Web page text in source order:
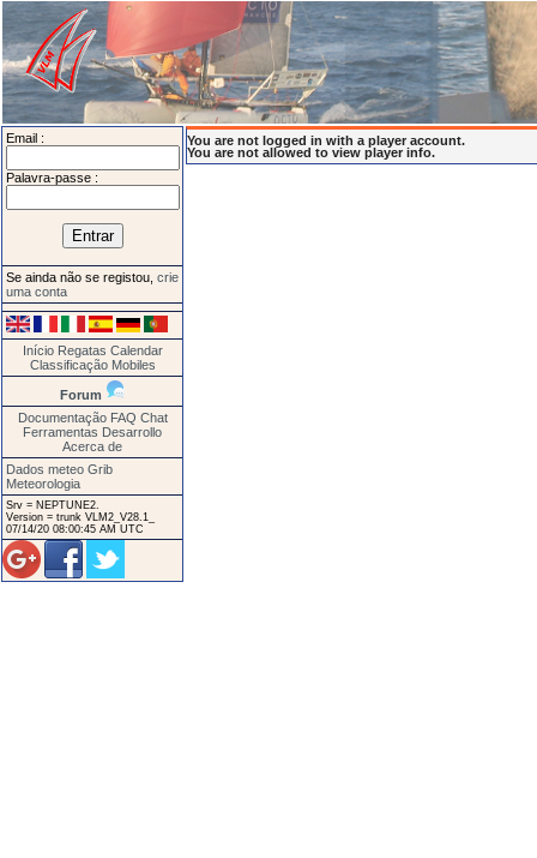
Email :
Palavra-passe :
Se ainda não se registou, crie
uma conta
Início Regatas Calendar
Classificação Mobiles
Forum
Documentação FAQ Chat
Ferramentas Desarrollo
Acerca de
Dados meteo Grib
Meteorologia
Srv = NEPTUNE2.
Version = trunk VLM2_V28.1_
07/14/20 08:00:45 AM UTC
You are not logged in with a player account.
You are not allowed to view player info.